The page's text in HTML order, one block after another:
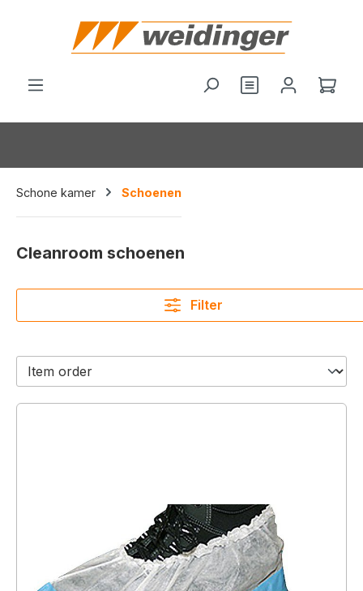
Je hebt 0 items
Schone kamer Schoenen
Cleanroom schoenen
Filter